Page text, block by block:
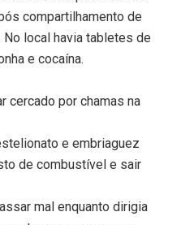
compartilhamento de
local havia tabletes de
e cocaína.
cercado por chamas na
e embriaguez
de combustível e sair
mal enquanto dirigia